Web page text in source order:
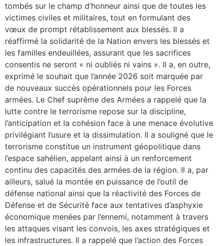
tombés sur le champ d’honneur ainsi que de toutes les
victimes civiles et militaires, tout en formulant des
vœux de prompt rétablissement aux blessés. Il a
réaffirmé la solidarité de la Nation envers les blessés et
les familles endeuillées, assurant que les sacrifices
consentis ne seront « ni oubliés ni vains ». Il a, en outre,
exprimé le souhait que l’année 2026 soit marquée par
de nouveaux succès opérationnels pour les Forces
armées. Le Chef suprême des Armées a rappelé que la
lutte contre le terrorisme repose sur la discipline,
l’anticipation et la cohésion face à une menace évolutive
privilégiant l’usure et la dissimulation. Il a souligné que le
terrorisme constitue un instrument géopolitique dans
l’espace sahélien, appelant ainsi à un renforcement
continu des capacités des armées de la région. Il a, par
ailleurs, salué la montée en puissance de l’outil de
défense national ainsi que la réactivité des Forces de
Défense et de Sécurité face aux tentatives d’asphyxie
économique menées par l’ennemi, notamment à travers
les attaques visant les convois, les axes stratégiques et
les infrastructures. Il a rappelé que l’action des Forces